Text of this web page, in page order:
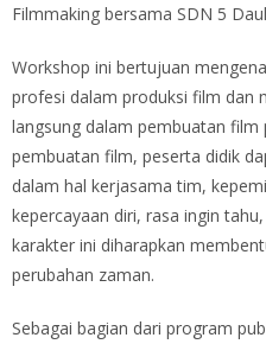
Filmmaking bersama SDN 5
Workshop ini bertujuan
profesi dalam produksi film dan
langsung dalam pembuatan film
pembuatan film, peserta didik
dalam hal kerjasama tim,
kepercayaan diri, rasa ingin
karakter ini diharapkan
perubahan zaman.
Sebagai bagian dari program